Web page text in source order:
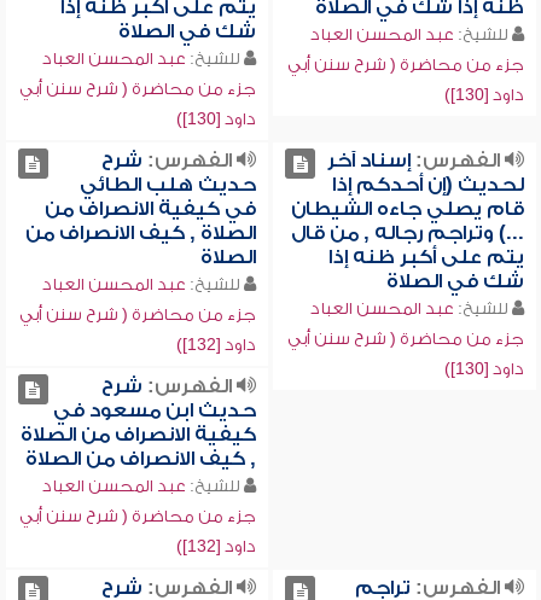
ظنه إذا شك في الصلاة
للشيخ: عبد المحسن العباد
جزء من محاضرة ( شرح سنن أبي
داود [130])
يتم على أكبر ظنه إذا
شك في الصلاة
للشيخ: عبد المحسن العباد
جزء من محاضرة ( شرح سنن أبي
داود [130])
الفهرس:إسناد آخر
لحديث (إن أحدكم إذا
قام يصلي جاءه الشيطان
...) وتراجم رجاله , من قال
يتم على أكبر ظنه إذا
شك في الصلاة
للشيخ: عبد المحسن العباد
جزء من محاضرة ( شرح سنن أبي
داود [130])
الفهرس: شرح
حديث هلب الطائي
في كيفية الانصراف من
الصلاة , كيف الانصراف من
الصلاة
للشيخ: عبد المحسن العباد
جزء من محاضرة ( شرح سنن أبي
داود [132])
الفهرس: شرح
حديث ابن مسعود في
كيفية الانصراف من الصلاة
, كيف الانصراف من الصلاة
للشيخ: عبد المحسن العباد
جزء من محاضرة ( شرح سنن أبي
داود [132])
الفهرس: تراجم
الفهرس: شرح